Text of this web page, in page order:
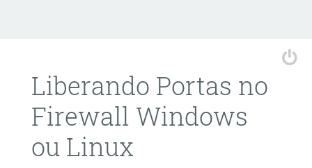
Liberando Portas no
Firewall Windows
ou Linux